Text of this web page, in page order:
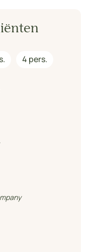
4 pers.